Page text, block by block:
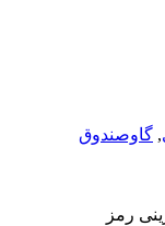
, گاوصندوق
رمز